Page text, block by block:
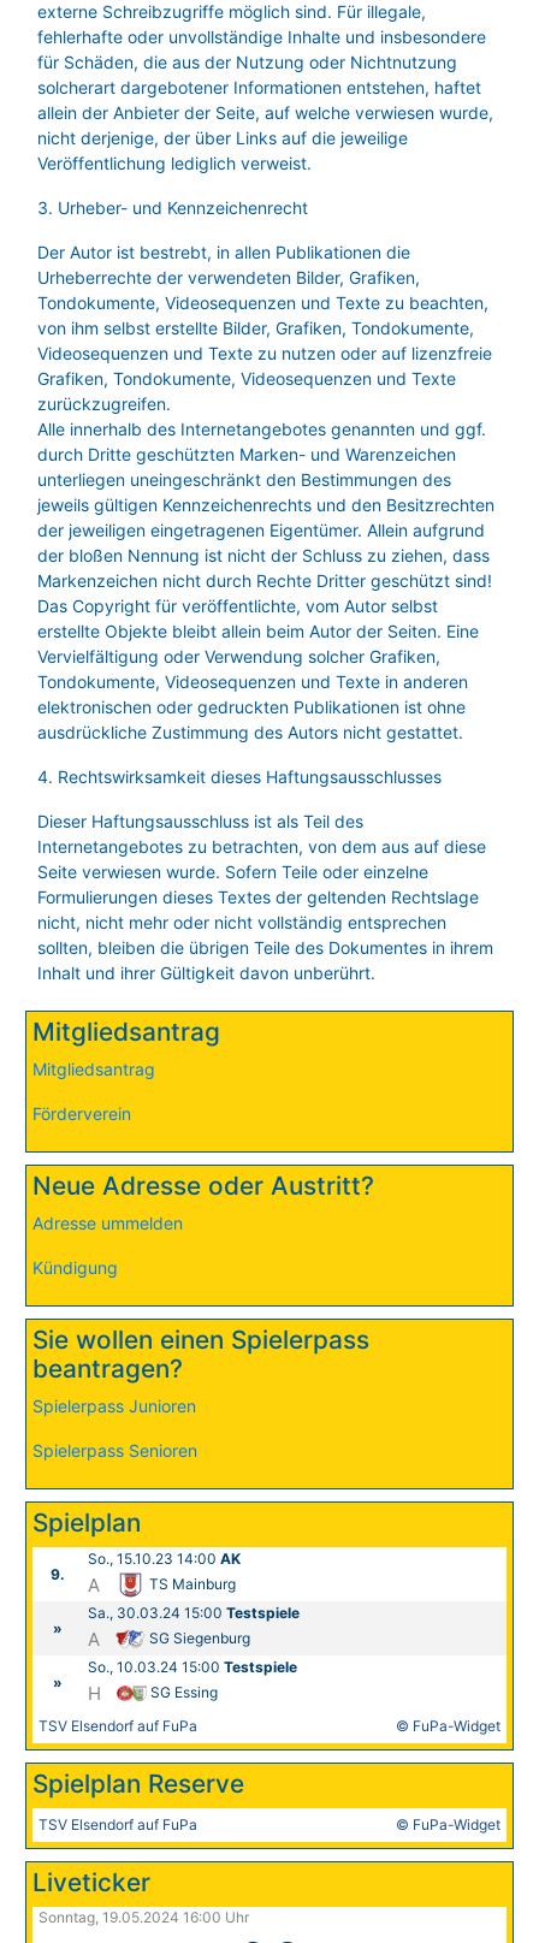
externe Schreibzugriffe möglich sind. Für illegale,
fehlerhafte oder unvollständige Inhalte und insbesondere
für Schäden, die aus der Nutzung oder Nichtnutzung
solcherart dargebotener Informationen entstehen, haftet
allein der Anbieter der Seite, auf welche verwiesen wurde,
nicht derjenige, der über Links auf die jeweilige
Veröffentlichung lediglich verweist.
3. Urheber- und Kennzeichenrecht
Der Autor ist bestrebt, in allen Publikationen die
Urheberrechte der verwendeten Bilder, Grafiken,
Tondokumente, Videosequenzen und Texte zu beachten,
von ihm selbst erstellte Bilder, Grafiken, Tondokumente,
Videosequenzen und Texte zu nutzen oder auf lizenzfreie
Grafiken, Tondokumente, Videosequenzen und Texte
zurückzugreifen.
Alle innerhalb des Internetangebotes genannten und ggf.
durch Dritte geschützten Marken- und Warenzeichen
unterliegen uneingeschränkt den Bestimmungen des
jeweils gültigen Kennzeichenrechts und den Besitzrechten
der jeweiligen eingetragenen Eigentümer. Allein aufgrund
der bloßen Nennung ist nicht der Schluss zu ziehen, dass
Markenzeichen nicht durch Rechte Dritter geschützt sind!
Das Copyright für veröffentlichte, vom Autor selbst
erstellte Objekte bleibt allein beim Autor der Seiten. Eine
Vervielfältigung oder Verwendung solcher Grafiken,
Tondokumente, Videosequenzen und Texte in anderen
elektronischen oder gedruckten Publikationen ist ohne
ausdrückliche Zustimmung des Autors nicht gestattet.
4. Rechtswirksamkeit dieses Haftungsausschlusses
Dieser Haftungsausschluss ist als Teil des
Internetangebotes zu betrachten, von dem aus auf diese
Seite verwiesen wurde. Sofern Teile oder einzelne
Formulierungen dieses Textes der geltenden Rechtslage
nicht, nicht mehr oder nicht vollständig entsprechen
sollten, bleiben die übrigen Teile des Dokumentes in ihrem
Inhalt und ihrer Gültigkeit davon unberührt.
Mitgliedsantrag
Mitgliedsantrag
Förderverein
Neue Adresse oder Austritt?
Adresse ummelden
Kündigung
Sie wollen einen Spielerpass
beantragen?
Spielerpass Junioren
Spielerpass Senioren
Spielplan
9.
So., 15.10.23 14:00 AK
A TS Mainburg
»
Sa., 30.03.24 15:00 Testspiele
A SG Siegenburg
»
So., 10.03.24 15:00 Testspiele
H
SG Essing
TSV Elsendorf auf FuPa
© FuPa-Widget
Spielplan Reserve
TSV Elsendorf auf FuPa © FuPa-Widget
Liveticker
Sonntag, 19.05.2024 16:00 Uhr